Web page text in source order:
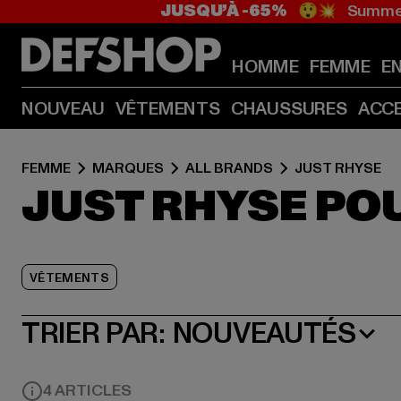
JUSQU’À -65% 😲💥
HOMME FEMME
NOUVEAU VÊTEMENTS CHAUSSURES
FEMME MARQUES ALL BRANDS JUST RHYSE
JUST RHYSE
VÊTEMENTS
TRIER PAR: NOUVEAUTÉS
4 ARTICLES